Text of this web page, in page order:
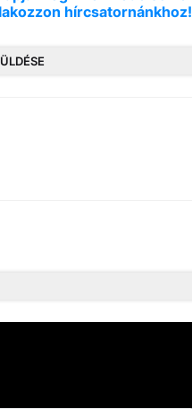
hírcsatornánkhoz!